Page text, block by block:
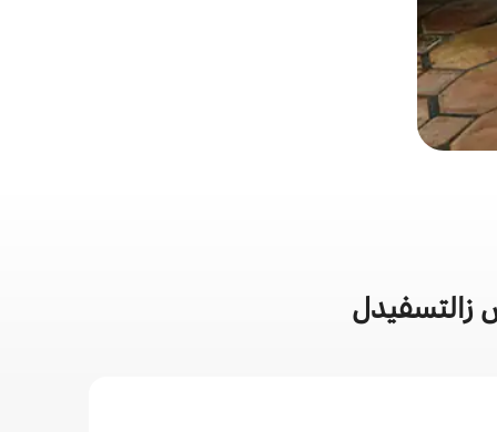
زالتسفيدل